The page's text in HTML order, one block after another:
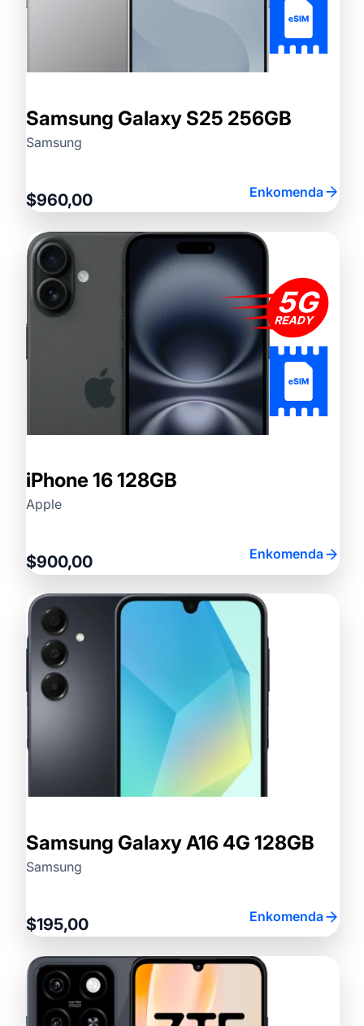
Samsung Galaxy S25 256GB
Samsung
$960,00 Enkomenda
iPhone 16 128GB
Apple
$900,00 Enkomenda
Samsung Galaxy A16 4G 128GB
Samsung
$195,00 Enkomenda